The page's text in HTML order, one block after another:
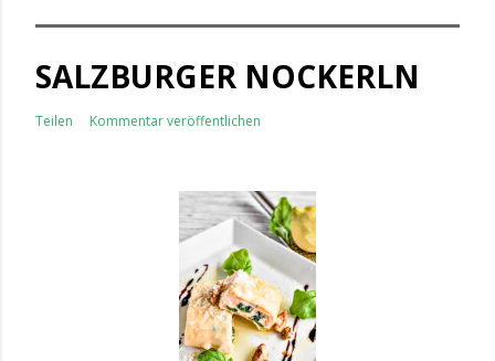
SALZBURGER NOCKERLN
Teilen Kommentar veröffentlichen